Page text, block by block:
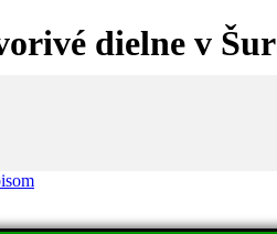
dielne v